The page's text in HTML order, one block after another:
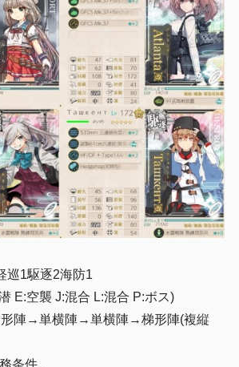
巡1駆逐2海防1
E:空襲 J:混合 L:混合 P:ボス)
陣→単横陣→単横陣→梯形陣(複縦